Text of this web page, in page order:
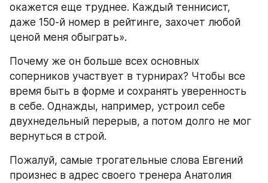
окажется еще труднее. Каждый теннисист,
даже 150-й номер в рейтинге, захочет любой
ценой меня обыграть».
Почему же он больше всех основных
соперников участвует в турнирах? Чтобы все
время быть в форме и сохранять уверенность
в себе. Однажды, например, устроил себе
двухнедельный перерыв, а потом долго не мог
вернуться в строй.
Пожалуй, самые трогательные слова Евгений
произнес в адрес своего тренера Анатолия